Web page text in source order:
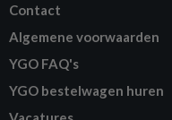
Contact
Algemene voorwaarden
YGO FAQ's
YGO bestelwagen huren